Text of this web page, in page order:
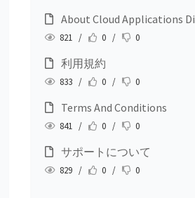
About Cloud Applications
821 / 0 / 0
利用規約
833 / 0 / 0
Terms And Conditions
841 / 0 / 0
サポートについて
829 / 0 / 0